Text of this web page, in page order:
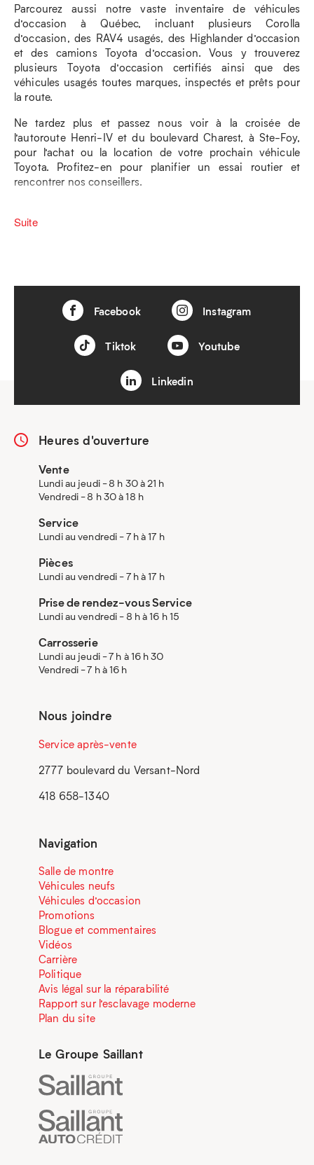
Parcourez aussi notre vaste inventaire de véhicules
d’occasion à Québec, incluant plusieurs Corolla
d’occasion, des RAV4 usagés, des Highlander d’occasion
et des camions Toyota d’occasion. Vous y trouverez
plusieurs Toyota d’occasion certifiés ainsi que des
véhicules usagés toutes marques, inspectés et prêts pour
la route.
Ne tardez plus et passez nous voir à la croisée de
l’autoroute Henri-IV et du boulevard Charest, à Ste-Foy,
pour l’achat ou la location de votre prochain véhicule
Toyota. Profitez-en pour planifier un essai routier et
rencontrer nos conseillers.
Suite
Facebook Instagram
Tiktok Youtube
Linkedin
Heures d'ouverture
Vente
Lundi au jeudi - 8 h 30 à 21 h
Vendredi - 8 h 30 à 18 h
Service
Lundi au vendredi - 7 h à 17 h
Pièces
Lundi au vendredi - 7 h à 17 h
Prise de rendez-vous Service
Lundi au vendredi - 8 h à 16 h 15
Carrosserie
Lundi au jeudi - 7 h à 16 h 30
Vendredi - 7 h à 16 h
Nous joindre
Service après-vente
2777 boulevard du Versant-Nord
418 658-1340
Navigation
Salle de montre
Véhicules neufs
Véhicules d’occasion
Promotions
Blogue et commentaires
Vidéos
Carrière
Politique
Avis légal sur la réparabilité
Rapport sur l’esclavage moderne
Plan du site
Le Groupe Saillant